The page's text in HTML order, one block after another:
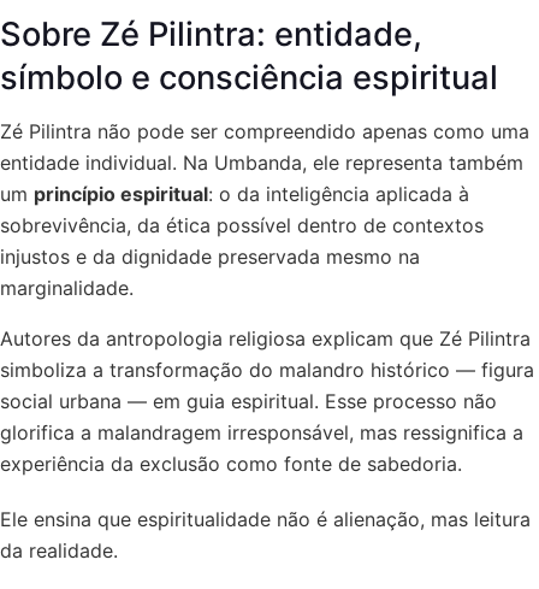
Sobre Zé Pilintra: entidade,
símbolo e consciência espiritual
Zé Pilintra não pode ser compreendido apenas como uma
entidade individual. Na Umbanda, ele representa também
um princípio espiritual: o da inteligência aplicada à
sobrevivência, da ética possível dentro de contextos
injustos e da dignidade preservada mesmo na
marginalidade.
Autores da antropologia religiosa explicam que Zé Pilintra
simboliza a transformação do malandro histórico — figura
social urbana — em guia espiritual. Esse processo não
glorifica a malandragem irresponsável, mas ressignifica a
experiência da exclusão como fonte de sabedoria.
Ele ensina que espiritualidade não é alienação, mas leitura
da realidade.